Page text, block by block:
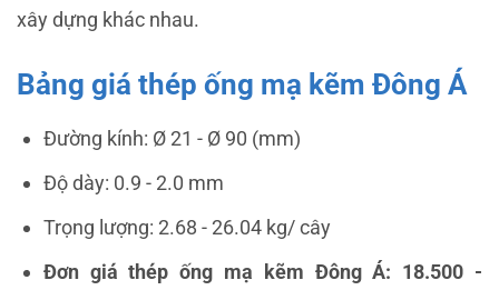
xây dựng khác nhau.
Bảng giá thép ống mạ kẽm Đông Á
Đường kính: Ø 21 - Ø 90 (mm)
Độ dày: 0.9 - 2.0 mm
Trọng lượng: 2.68 - 26.04 kg/ cây
Đơn giá thép ống mạ kẽm Đông Á: 18.500 -